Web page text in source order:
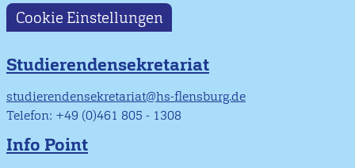
Cookie Einstellungen
Studierendensekretariat
studierendensekretariat@hs-flensburg.de
Telefon: +49 (0)461 805 - 1308
Info Point